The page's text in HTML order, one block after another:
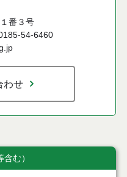
番３号
54-6460
わせ
む）